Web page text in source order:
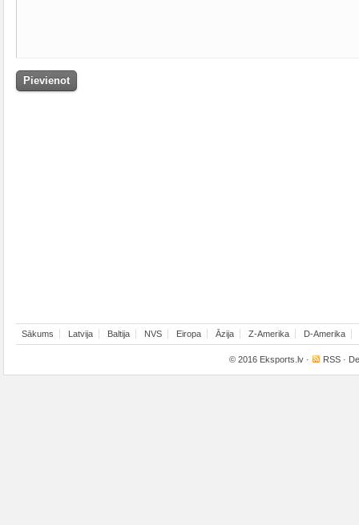
Sākums Latvija Baltija NVS Eiropa Āzija Z-Amerika D-Amerika
© 2016 Eksports.lv · RSS ·